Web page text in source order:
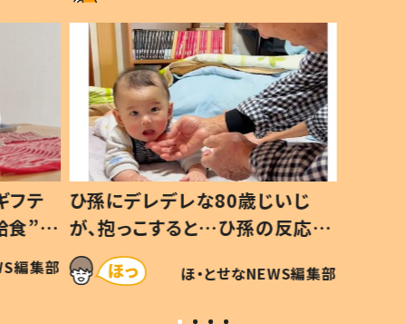
フテ
食”を
親
編集部
ひ孫にデレデレな80歳じいじ
が、抱っこすると…ひ孫の反応に
「涙が出ました」「可愛くて仕方な
い」
ほ・とせなNEWS編集部